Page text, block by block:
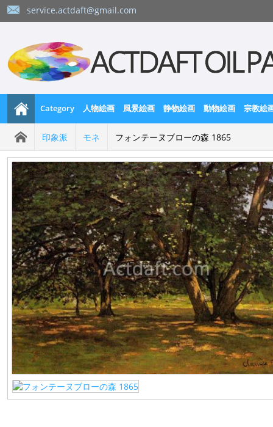
service.actdaft@gmail.com
Category 人物絵画 風景絵画 静物絵画 動物絵画 宗教絵
印象派 モネ フォンテーヌブローの森 1865